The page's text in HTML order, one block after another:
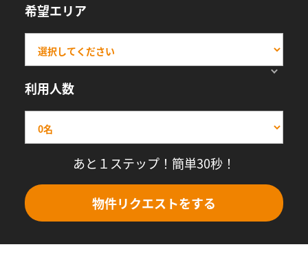
希望エリア
利用人数
あと１ステップ！簡単30秒！
物件リクエストをする